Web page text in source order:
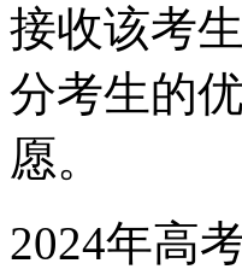
接收该考
分考生的
愿。
2024年高